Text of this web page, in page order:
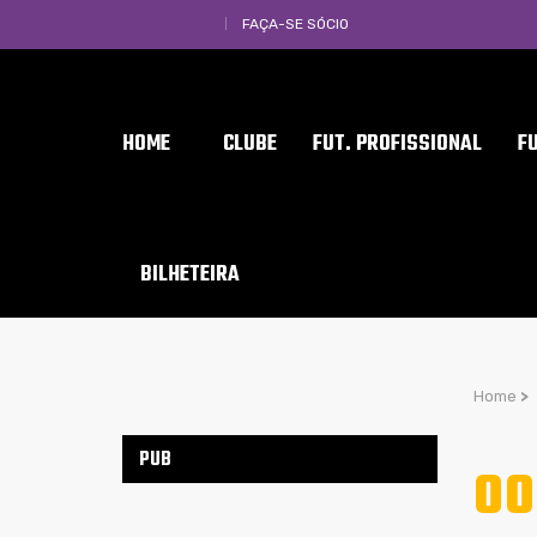
FAÇA-SE SÓCIO
HOME CLUBE FUT. PROFISSIONAL
BILHETEIRA
Home >
PUB